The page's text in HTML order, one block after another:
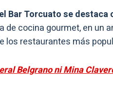
el Bar Torcuato se destaca
de cocina gourmet, en un
los restaurantes más
Belgrano ni Mina